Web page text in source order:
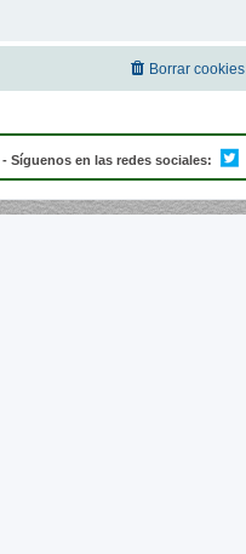
Borrar cookies
- Síguenos en las redes sociales: